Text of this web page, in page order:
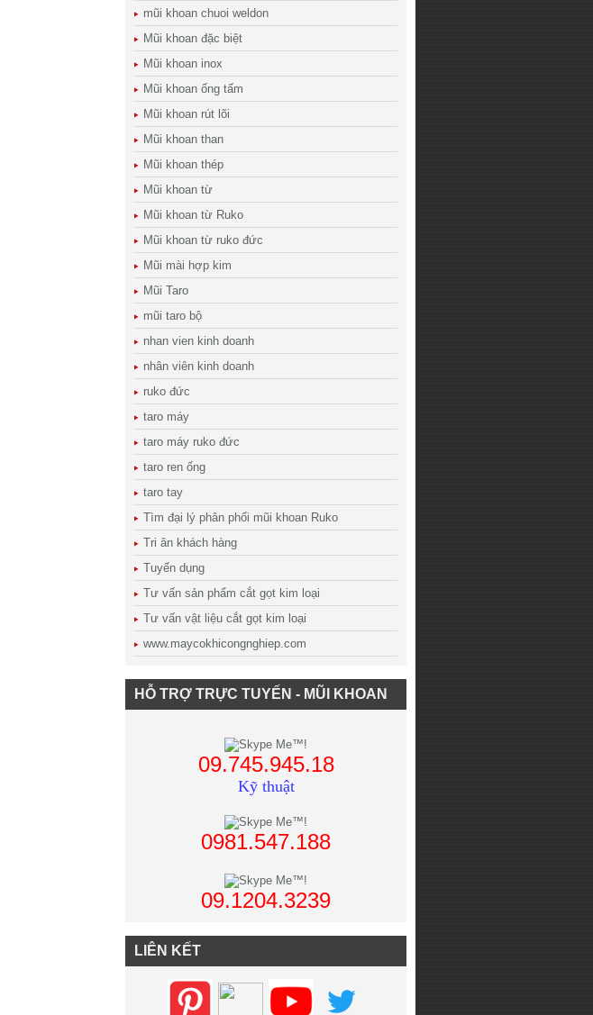
mũi khoan chuoi weldon
Mũi khoan đặc biệt
Mũi khoan inox
Mũi khoan ống tấm
Mũi khoan rút lõi
Mũi khoan than
Mũi khoan thép
Mũi khoan từ
Mũi khoan từ Ruko
Mũi khoan từ ruko đức
Mũi mài hợp kim
Mũi Taro
mũi taro bộ
nhan vien kinh doanh
nhân viên kinh doanh
ruko đức
taro máy
taro máy ruko đức
taro ren ống
taro tay
Tìm đại lý phân phối mũi khoan Ruko
Tri ân khách hàng
Tuyển dụng
Tư vấn sản phẩm cắt gọt kim loại
Tư vấn vật liệu cắt gọt kim loại
www.maycokhicongnghiep.com
HỖ TRỢ TRỰC TUYẾN - MŨI KHOAN
09.745.945.18
Kỹ thuật
0981.547.188
09.1204.3239
LIÊN KẾT